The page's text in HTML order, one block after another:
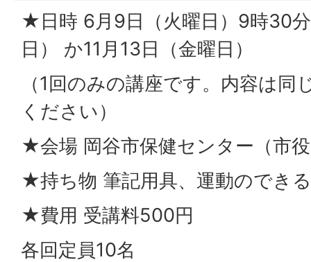
★日時 6月9日（火曜日）9時30
日） か11月13日（金曜日）
（1回のみの講座です。内容は同
ください）
★会場 岡谷市保健センター（市
★持ち物 筆記用具、運動のでき
★費用 受講料500円
各回定員10名